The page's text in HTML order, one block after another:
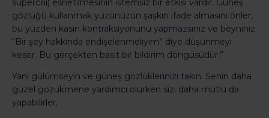
supercilii) esnetilmesinin istemsiz bir etkisi vardır. Güneş
gözlüğü kullanmak yüzünüzün şaşkın ifade almasını önler,
bu yüzden kasın kontraksiyonunu yapmazsınız ve beyniniz
“Bir şey hakkında endişelenmeliyim” diye düşünmeyi
keser. Bu gerçekten basit bir bildirim döngüsüdür.”
Yani gülümseyin ve güneş gözlüklerinizi takın. Senin daha
güzel gözükmene yardımcı olurken sizi daha mutlu da
yapabilirler.